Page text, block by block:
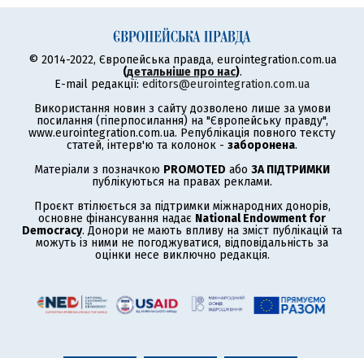
© 2014-2022, Європейська правда, eurointegration.com.ua
(детальніше про нас).
E-mail редакції: editors@eurointegration.com.ua
Використання новин з сайту дозволено лише за умови
посилання (гіперпосилання) на "Європейську правду",
www.eurointegration.com.ua. Републікація повного тексту
статей, інтерв'ю та колонок - заборонена.
Матеріали з позначкою PROMOTED або ЗА ПІДТРИМКИ
публікуються на правах реклами.
Проєкт втілюється за підтримки міжнародних донорів,
основне фінансування надає National Endowment for
Democracy. Донори не мають впливу на зміст публікацій та
можуть із ними не погоджуватися, відповідальність за
оцінки несе виключно редакція.